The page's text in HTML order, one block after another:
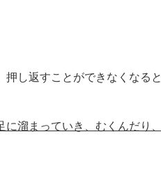
押し返すことができなくなる
に溜まっていき、むくんだり